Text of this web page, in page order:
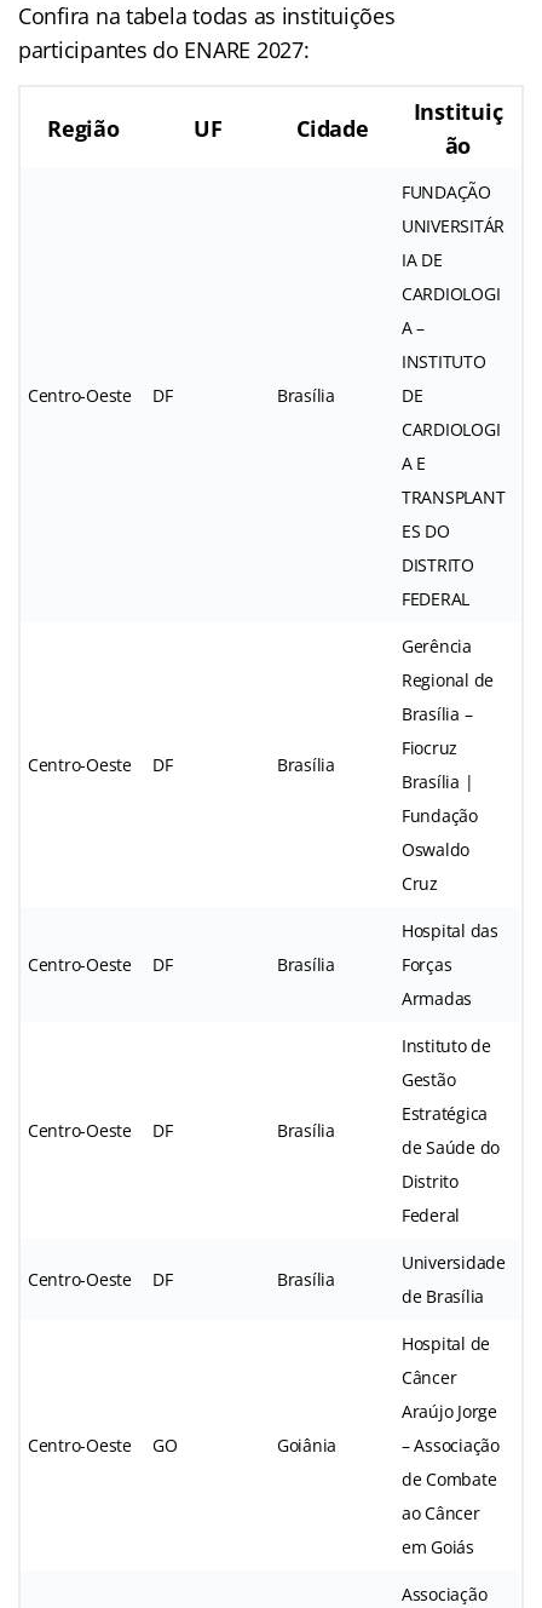
Confira na tabela todas as instituições
participantes do ENARE 2027:
Região UF Cidade
Instituiç
ão
Centro-Oeste DF Brasília
FUNDAÇÃO
UNIVERSITÁR
IA DE
CARDIOLOGI
A –
INSTITUTO
DE
CARDIOLOGI
A E
TRANSPLANT
ES DO
DISTRITO
FEDERAL
Centro-Oeste DF Brasília
Gerência
Regional de
Brasília –
Fiocruz
Brasília |
Fundação
Oswaldo
Cruz
Centro-Oeste DF Brasília
Hospital das
Forças
Armadas
Centro-Oeste DF Brasília
Instituto de
Gestão
Estratégica
de Saúde do
Distrito
Federal
Centro-Oeste DF Brasília
Universidade
de Brasília
Centro-Oeste GO Goiânia
Hospital de
Câncer
Araújo Jorge
– Associação
de Combate
ao Câncer
em Goiás
Associação